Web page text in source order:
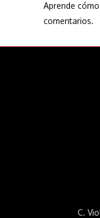
Aprende
comentarios.
C.